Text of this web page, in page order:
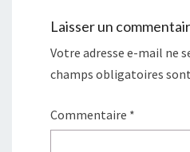
Laisser un
Votre adresse e-mail ne
champs obligatoires
Commentaire *